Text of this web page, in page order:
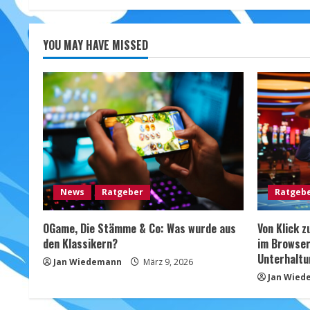
der
YOU MAY HAVE MISSED
News Ratgeber
OGame, Die Stämme & Co: Was wurde aus
den Klassikern?
Jan Wiedemann März 9, 2026
Von Klick
im
Jan